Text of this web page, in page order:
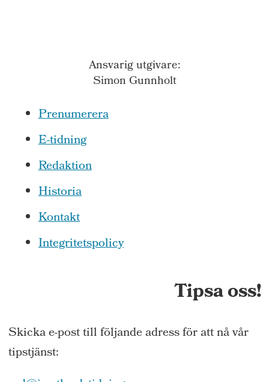
Ansvarig utgivare:
Simon Gunnholt
Prenumerera
E-tidning
Redaktion
Historia
Kontakt
Integritetspolicy
Tipsa oss!
Skicka e-post till följande adress för att nå vår
tipstjänst: